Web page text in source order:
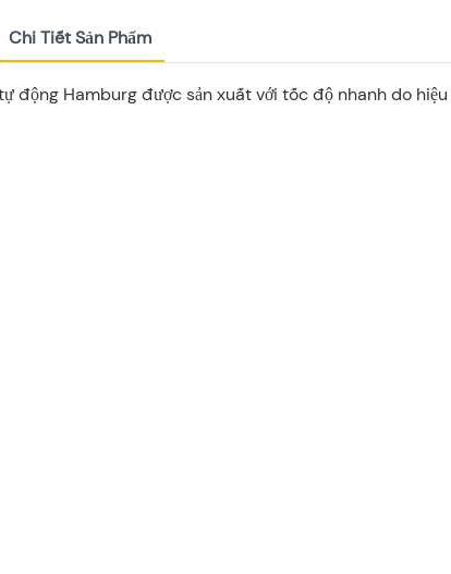
Chi Tiết Sản Phẩm
Hamburg được sản xuất với tốc độ nhanh do